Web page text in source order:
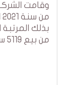
من بيع 5119 سيارة خلال نفس الفترة .